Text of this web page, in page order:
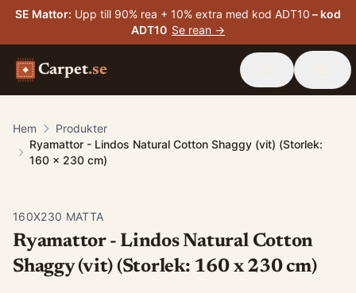
SE Mattor: Upp till 90% rea + 10% extra med kod ADT10 – kod
ADT10 Se rean →
Carpet.se
Hem
Produkter
Ryamattor - Lindos Natural Cotton Shaggy (vit) (Storlek:
160 x 230 cm)
160X230 MATTA
Ryamattor - Lindos Natural Cotton
Shaggy (vit) (Storlek: 160 x 230 cm)